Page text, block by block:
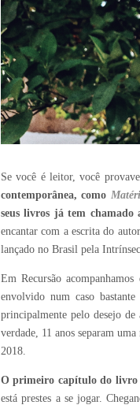
Se você é leitor, você
contemporânea, como
seus livros já tem chamado
encantar com a escrita do
lançado no Brasil pela
Em Recursão
envolvido num caso
principalmente pelo desejo
verdade, 11 anos separam
2018.
O primeiro capítulo do livro
está prestes a se jogar.